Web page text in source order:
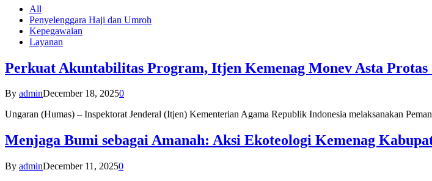
All
Penyelenggara Haji dan Umroh
Kepegawaian
Layanan
Perkuat Akuntabilitas Program, Itjen Kemenag Monev Asta Protas
By adminDecember 18, 20250
Ungaran (Humas) – Inspektorat Jenderal (Itjen) Kementerian Agama Republik Indonesia melaksanakan
Menjaga Bumi sebagai Amanah: Aksi Ekoteologi Kemenag
By adminDecember 11, 20250